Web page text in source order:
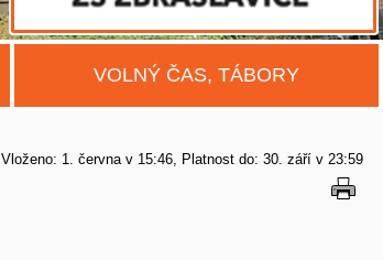
VOLNÝ ČAS, TÁBORY
Vloženo: 1. června v 15:46 Platnost do: 30. září v 23:59